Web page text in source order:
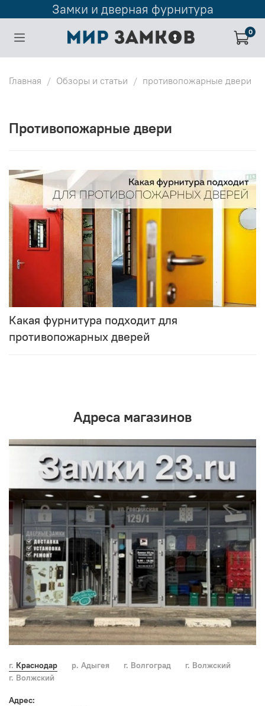
Замки и дверная фурнитура
0
Главная Обзоры и статьи противопожарные двери
противопожарные двери
Какая фурнитура подходит для
противопожарных дверей
Адреса магазинов
г. Краснодар р. Адыгея г. Волгоград
г. Волжский
г. Волжский
Адрес: